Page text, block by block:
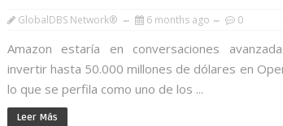
GlobalDBS Network® 6 months ago 0
Amazon estaría en conversaciones
invertir hasta 50.000 millones de dólares en
lo que se perfila como uno de los ...
Leer Más